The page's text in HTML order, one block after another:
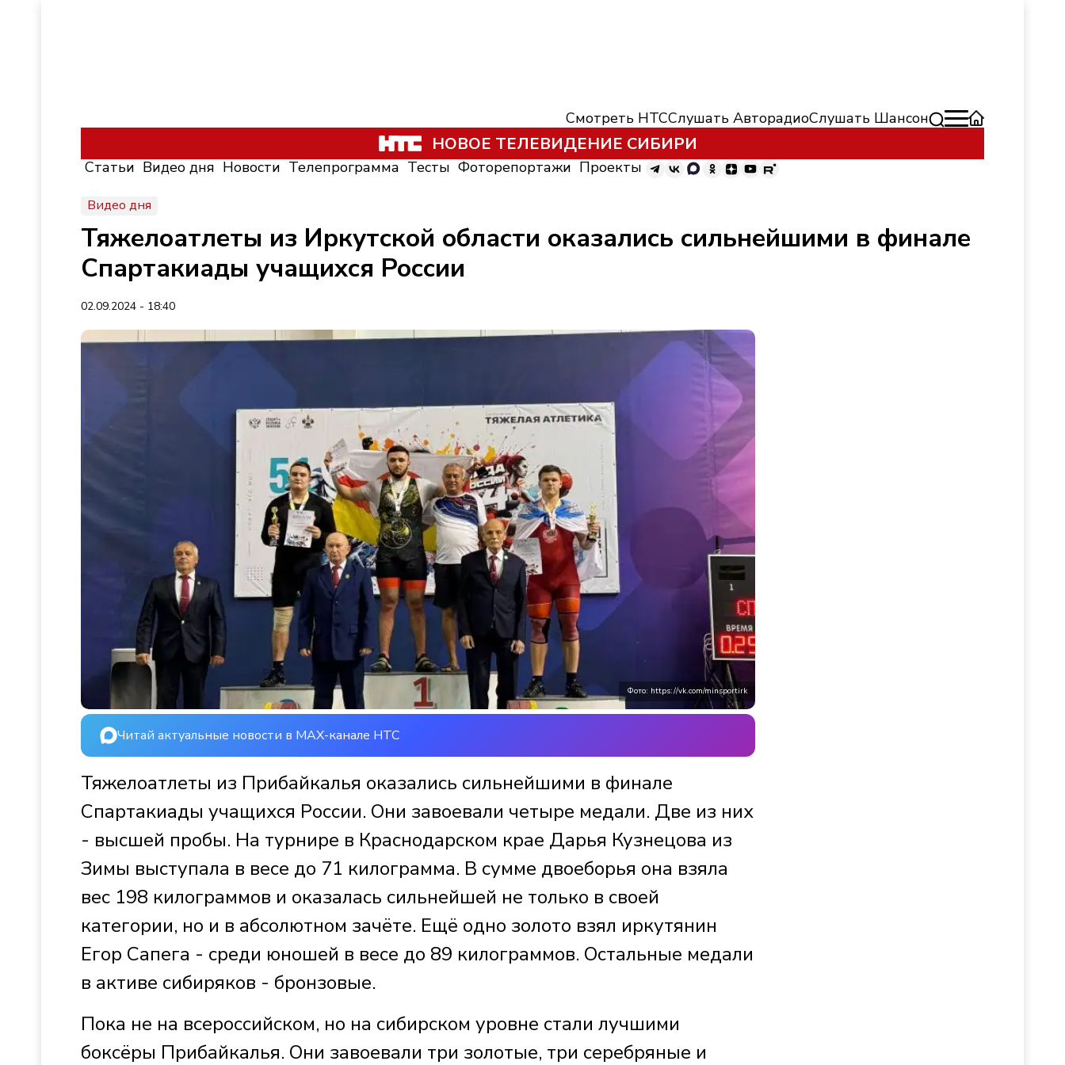
Смотреть НТССлушать АвторадиоСлушать Шансон
НОВОЕ ТЕЛЕВИДЕНИЕ СИБИРИ
Статьи Видео дня Новости Телепрограмма Тесты Фоторепортажи Проекты
Видео дня
Тяжелоатлеты из Иркутской области оказались сильнейшими в финале
Спартакиады учащихся России
02.09.2024 - 18:40
Фото: https://vk.com/minsportirk
Читай актуальные новости в MAX-канале НТС
Тяжелоатлеты из Прибайкалья оказались сильнейшими в финале
Спартакиады учащихся России. Они завоевали четыре медали. Две из них
- высшей пробы. На турнире в Краснодарском крае Дарья Кузнецова из
Зимы выступала в весе до 71 килограмма. В сумме двоеборья она взяла
вес 198 килограммов и оказалась сильнейшей не только в своей
категории, но и в абсолютном зачёте. Ещё одно золото взял иркутянин
Егор Сапега - среди юношей в весе до 89 килограммов. Остальные медали
в активе сибиряков - бронзовые.
Пока не на всероссийском, но на сибирском уровне стали лучшими
боксёры Прибайкалья. Они завоевали три золотые, три серебряные и